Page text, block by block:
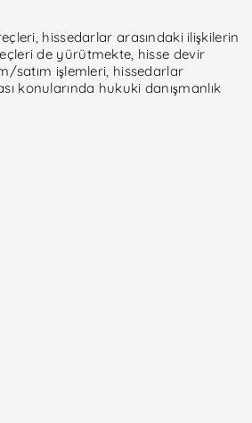
hissedarlar arasındaki ilişkilerin
de yürütmekte, hisse devir
satım işlemleri, hissedarlar
konularında hukuki danışmanlık